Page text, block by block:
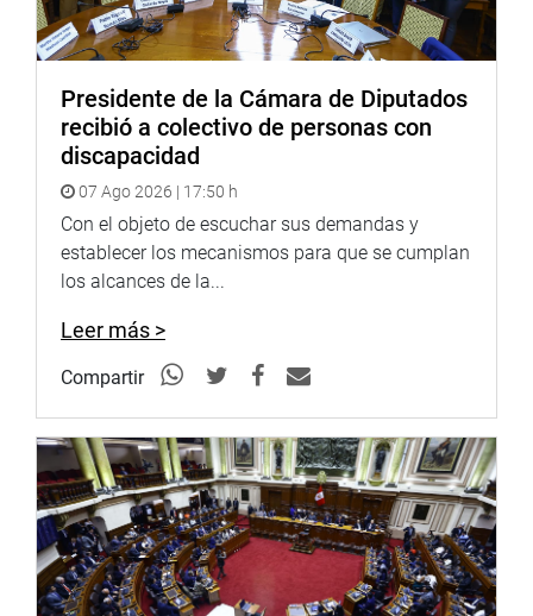
votación, transcurridos siete días calendario.
Guido Bellido, Jaime Quito, Wilson Quispe y Susel
Paredes, quienes coincidieron en destacar la necesidad e
importancia de crear una universidad en Majes.
OFICINA DE COMUNICACIONES E IMAGEN
INSTITUCIONAL
Presidente de la Cámara de Diputados
recibió a colectivo de personas con
discapacidad
07 Ago 2026 | 17:50 h
Con el objeto de escuchar sus demandas y
establecer los mecanismos para que se cumplan
los alcances de la...
Leer más >
Compartir